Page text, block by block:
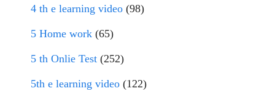
4 th e learning video (98)
5 Home work (65)
5 th Onlie Test (252)
5th e learning video (122)